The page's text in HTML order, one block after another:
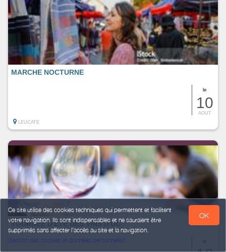
Ce site utilise des cookies techniques qui permettent et facilitent
votre navigation. Ils sont indispensables et ne sauraient être
supprimés sans affecter l’accès au site et la navigation.
Gestion des cookies et données personnelles
OK
le
10
AOUT
MARCHE NOCTURNE
LEUCATE
TOURNÉE D'ÉTÉ DES VINS D'OC